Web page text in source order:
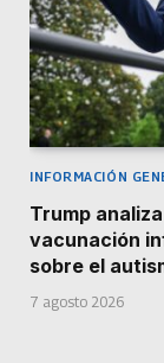
INFORMACIÓN
Trump
vacunación
sobre el
7 agosto 2026